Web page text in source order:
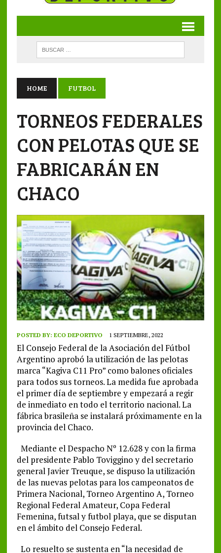
HOME FUTBOL
TORNEOS FEDERALES
CON PELOTAS QUE SE
FABRICARÁN EN
CHACO
POSTED BY: ECO DEPORTIVO 1 SEPTIEMBRE, 2022
El Consejo Federal de la Asociación del Fútbol
Argentino aprobó la utilización de las pelotas
marca “Kagiva C11 Pro” como balones oficiales
para todos sus torneos. La medida fue aprobada
el primer día de septiembre y empezará a regir
de inmediato en todo el territorio nacional. La
fábrica brasileña se instalará próximamente en la
provincia del Chaco.
Mediante el Despacho Nº 12.628 y con la firma
del presidente Pablo Toviggino y del secretario
general Javier Treuque, se dispuso la utilización
de las nuevas pelotas para los campeonatos de
Primera Nacional, Torneo Argentino A, Torneo
Regional Federal Amateur, Copa Federal
Femenina, futsal y futbol playa, que se disputan
en el ámbito del Consejo Federal.
Lo resuelto se sustenta en “la necesidad de